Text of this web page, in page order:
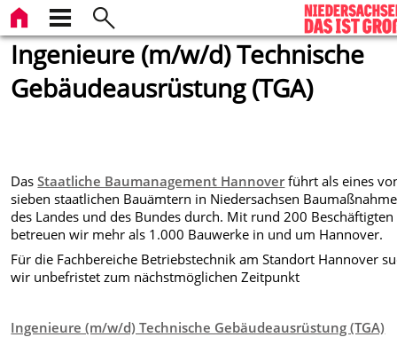
Ingenieure (m/w/d) Technische
Gebäudeausrüstung (TGA)
DasStaatliche Baumanagement Hannover führt als eines
sieben staatlichen Bauämtern in Niedersachsen
des Landes und des Bundes durch. Mit rund 200 Beschäftigten
betreuen wir mehr als 1.000 Bauwerke in und um Hannover.
Für die Fachbereiche Betriebstechnik am Standort Hannover
wir unbefristet zum nächstmöglichen Zeitpunkt
Ingenieure (m/w/d) Technische Gebäudeausrüstung (TGA)